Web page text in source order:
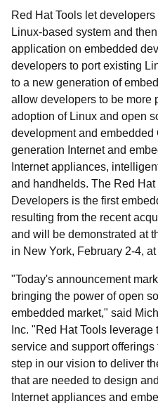
Red Hat Tools let
Linux-based system and
application on embedded
developers to port existing
to a new generation of
allow developers to be more
adoption of Linux and open
development and embedded
generation Internet and
Internet appliances,
and handhelds. The Red Hat
Developers is the first
resulting from the recent
and will be demonstrated at
in New York, February 2-4,
"Today's announcement
bringing the power of open
embedded market," said
Inc. "Red Hat Tools
service and support
step in our vision to deliver
that are needed to design
Internet appliances and